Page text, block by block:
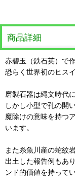
商品詳細
赤碧玉（鉄石英）で
恐らく世界初のヒス
磨製石器は縄文時代
しかし小型で孔の開
魔除けの意味を持つ
います。
また糸魚川産の蛇紋
出土した報告例もあ
ンド的価値を持って